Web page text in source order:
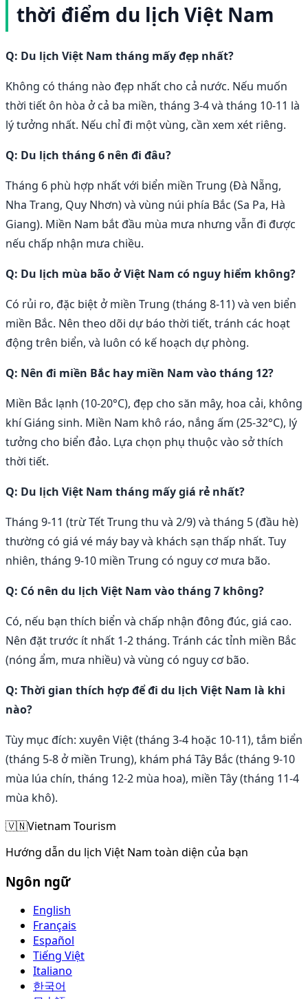
thời điểm du lịch Việt Nam
Q: Du lịch Việt Nam tháng mấy đẹp nhất?
Không có tháng nào đẹp nhất cho cả nước. Nếu muốn
thời tiết ôn hòa ở cả ba miền, tháng 3-4 và tháng 10-11 là
lý tưởng nhất. Nếu chỉ đi một vùng, cần xem xét riêng.
Q: Du lịch tháng 6 nên đi đâu?
Tháng 6 phù hợp nhất với biển miền Trung (Đà Nẵng,
Nha Trang, Quy Nhơn) và vùng núi phía Bắc (Sa Pa, Hà
Giang). Miền Nam bắt đầu mùa mưa nhưng vẫn đi được
nếu chấp nhận mưa chiều.
Q: Du lịch mùa bão ở Việt Nam có nguy hiểm không?
Có rủi ro, đặc biệt ở miền Trung (tháng 8-11) và ven biển
miền Bắc. Nên theo dõi dự báo thời tiết, tránh các hoạt
động trên biển, và luôn có kế hoạch dự phòng.
Q: Nên đi miền Bắc hay miền Nam vào tháng 12?
Miền Bắc lạnh (10-20°C), đẹp cho săn mây, hoa cải, không
khí Giáng sinh. Miền Nam khô ráo, nắng ấm (25-32°C), lý
tưởng cho biển đảo. Lựa chọn phụ thuộc vào sở thích
thời tiết.
Q: Du lịch Việt Nam tháng mấy giá rẻ nhất?
Tháng 9-11 (trừ Tết Trung thu và 2/9) và tháng 5 (đầu hè)
thường có giá vé máy bay và khách sạn thấp nhất. Tuy
nhiên, tháng 9-10 miền Trung có nguy cơ mưa bão.
Q: Có nên du lịch Việt Nam vào tháng 7 không?
Có, nếu bạn thích biển và chấp nhận đông đúc, giá cao.
Nên đặt trước ít nhất 1-2 tháng. Tránh các tỉnh miền Bắc
(nóng ẩm, mưa nhiều) và vùng có nguy cơ bão.
Q: Thời gian thích hợp để đi du lịch Việt Nam là khi
nào?
Tùy mục đích: xuyên Việt (tháng 3-4 hoặc 10-11), tắm biển
(tháng 5-8 ở miền Trung), khám phá Tây Bắc (tháng 9-10
mùa lúa chín, tháng 12-2 mùa hoa), miền Tây (tháng 11-4
mùa khô).
🇻🇳Vietnam Tourism
Hướng dẫn du lịch Việt Nam toàn diện của bạn
Ngôn ngữ
English
Français
Español
Tiếng Việt
Italiano
한국어